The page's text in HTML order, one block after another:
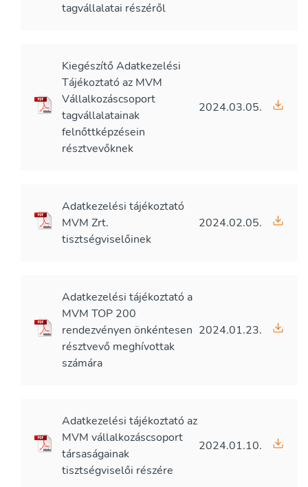
tagvállalatai részéről
Kiegészítő Adatkezelési
Tájékoztató az MVM
Vállalkozáscsoport
tagvállalatainak
felnőttképzésein
résztvevőknek
2024.03.05.
Adatkezelési tájékoztató
MVM Zrt.
tisztségviselőinek
2024.02.05.
Adatkezelési tájékoztató a
MVM TOP 200
rendezvényen önkéntesen
résztvevő meghívottak
számára
2024.01.23.
Adatkezelési tájékoztató az
MVM vállalkozáscsoport
társaságainak
tisztségviselői részére
2024.01.10.